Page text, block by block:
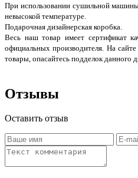
При использовании сушильной
невысокой температуре.
Подарочная дизайнерская коробка.
Весь наш товар имеет сертификат
официальных производителя. На
товары, опасайтесь подделок данного
Отзывы
Оставить отзыв